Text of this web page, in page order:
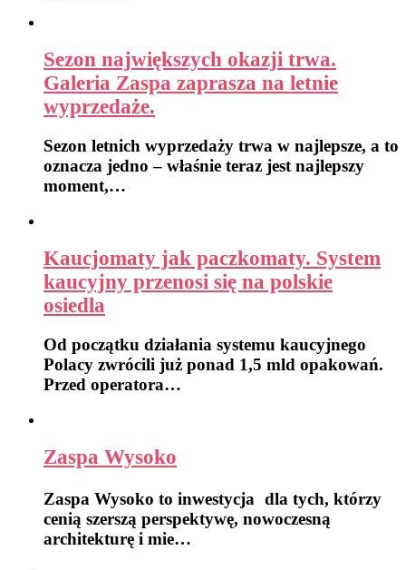
Sezon największych okazji trwa.
Galeria Zaspa zaprasza na letnie
wyprzedaże.
Sezon letnich wyprzedaży trwa w najlepsze, a to
oznacza jedno – właśnie teraz jest najlepszy
moment,…
Kaucjomaty jak paczkomaty. System
kaucyjny przenosi się na polskie
osiedla
Od początku działania systemu kaucyjnego
Polacy zwrócili już ponad 1,5 mld opakowań.
Przed operatora…
Zaspa Wysoko
Zaspa Wysoko to inwestycja dla tych, którzy
cenią szerszą perspektywę, nowoczesną
architekturę i mie…